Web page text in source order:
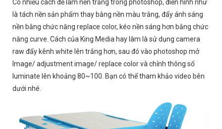
Có nhiều cách để làm nền trắng trong photoshop, điển hình như
là tách nền sản phẩm thay bằng nền màu trắng, đẩy ánh sáng
nền bằng chức năng replace color, kéo nền sáng hơn bằng chức
năng curve. Cách của King Media hay làm là sử dụng camera
raw đẩy kênh white lên trắng hơn, sau đó vào photoshop mở
Image/ adjustment image/ replace color và chỉnh thông số
luminate lên khoảng 80~100. Bạn có thể tham khảo video bên
dưới nhé.